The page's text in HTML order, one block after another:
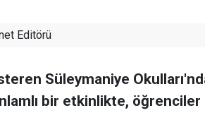
Editörü
Süleymaniye
bir etkinlikte,